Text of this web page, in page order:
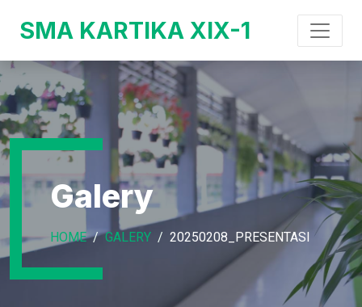
SMA KARTIKA XIX-1
Galery
HOME GALERY 20250208_PRESENTASI